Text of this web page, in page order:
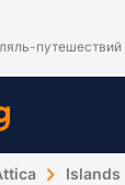
путешествий
Islands